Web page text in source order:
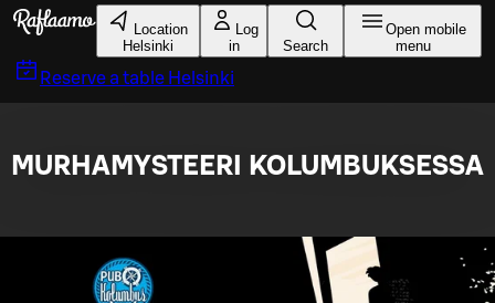
Skip to main content
Location
Helsinki
Log
in
Search
Open mobile
menu
Reserve a table Helsinki
MURHAMYSTEERI KOLUMBUKSESSA